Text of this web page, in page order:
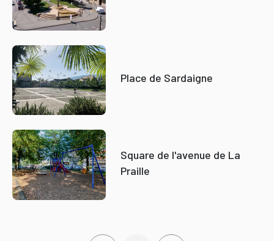
Place de Sardaigne
Square de l'avenue de La
Praille